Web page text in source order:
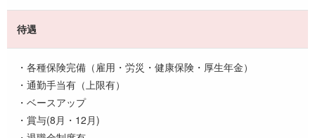
待遇
・各種保険完備（雇用・労災・健康保険・厚生年金）
・通勤手当有（上限有）
・ベースアップ
・賞与(8月・12月)